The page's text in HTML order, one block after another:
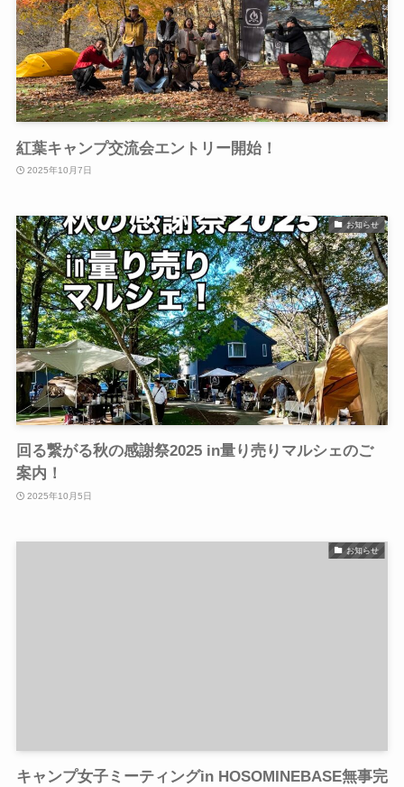
紅葉キャンプ交流会エントリー開始！
2025年10月7日
お知らせ
回る繋がる秋の感謝祭2025 in量り売りマルシェのご
案内！
2025年10月5日
お知らせ
キャンプ女子ミーティングin HOSOMINEBASE無事完